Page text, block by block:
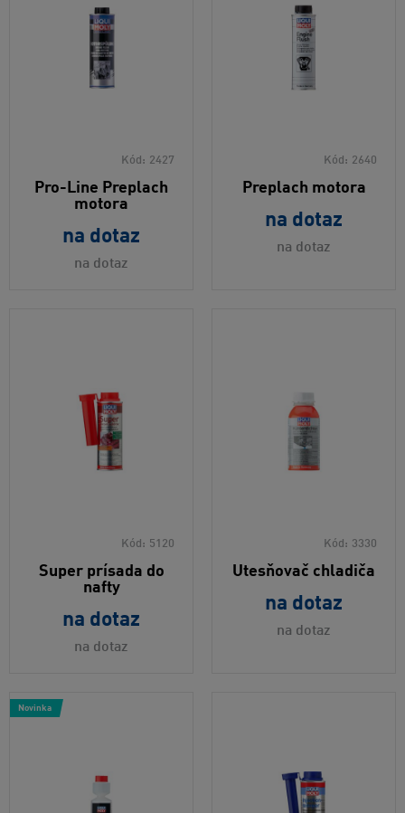
Kód: 2427
Pro-Line Preplach
motora
na dotaz
na dotaz
Kód: 2640
Preplach motora
na dotaz
na dotaz
Kód: 5120
Super prísada do
nafty
na dotaz
na dotaz
Kód: 3330
Utesňovač chladiča
na dotaz
na dotaz
Novinka